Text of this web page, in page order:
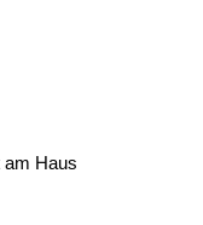
am Haus